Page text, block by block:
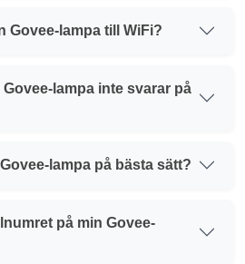
Govee-lampa till WiFi?
lampa inte svarar på
lampa på bästa sätt?
på min Govee-